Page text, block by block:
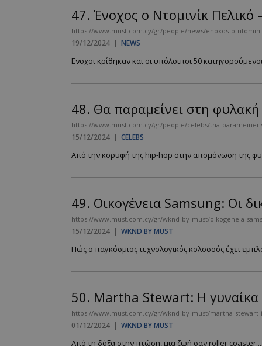
47. Ένοχος ο Ντομινίκ Πελικό
https://www.must.com.cy/gr/people/news/enoxos-o-
19/12/2024 | NEWS
Ενοχοι κρίθηκαν και οι υπόλοιποι 50
48. Θα παραμείνει στη
https://www.must.com.cy/gr/people/celebs/tha-
15/12/2024 | CELEBS
Από την κορυφή της hip-hop στην απομόνωση της
49. Οικογένεια Samsung: Οι
https://www.must.com.cy/gr/wknd-by-must/oikogeneia-
15/12/2024 | WKND BY MUST
Πώς ο παγκόσμιος τεχνολογικός κολοσσός έχει
50. Martha Stewart: Η
https://www.must.com.cy/gr/wknd-by-must/martha-
01/12/2024 | WKND BY MUST
Από τη δόξα στην πτώση, μια ζωή σαν roller coaster....
PHPSESSID
PHPSESSID
AdSphere-GDPR